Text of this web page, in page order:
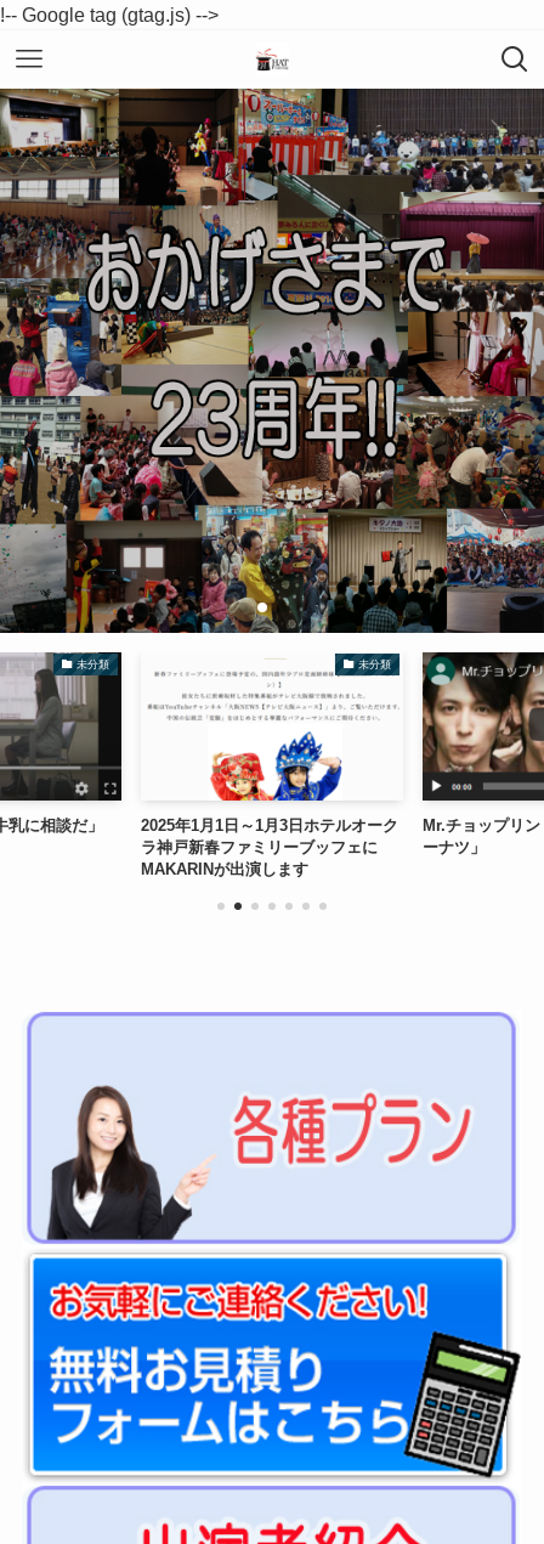
!-- Google tag (gtag.js) -->
未分類
に相談だ」
未分類
2025年1月1日～1月3日ホテルオーク
ラ神戸新春ファミリーブッフェに
MAKARINが出演します
Mr.チョップリ
ーナツ」